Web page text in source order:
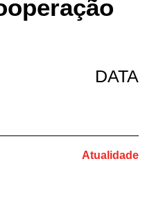
DATA
Atualidade